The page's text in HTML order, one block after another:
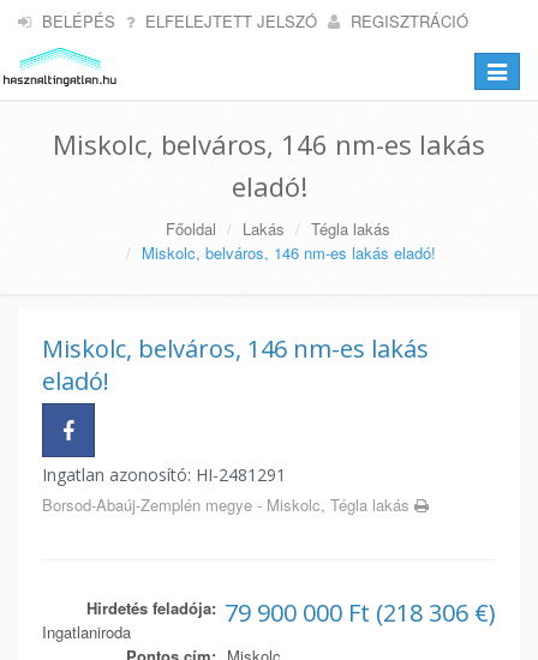
BELÉPÉS ELFELEJTETT JELSZÓ REGISZTRÁCIÓ
Toggle
Miskolc, belváros, 146 nm-es lakás
eladó!
Főoldal Lakás
Tégla lakás
Miskolc, belváros, 146 nm-es lakás eladó!
Miskolc, belváros, 146 nm-es lakás
eladó!
Ingatlan azonosító: HI-2481291
Borsod-Abaúj-Zemplén megye - Miskolc, Tégla lakás
79 900 000 Ft (218 306 €)
Hirdetés feladója:
Ingatlaniroda